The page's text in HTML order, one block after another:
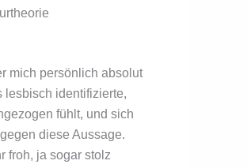
mich persönlich absolut
lesbisch identifizierte,
fühlt, und sich
diese Aussage.
froh, ja sogar stolz